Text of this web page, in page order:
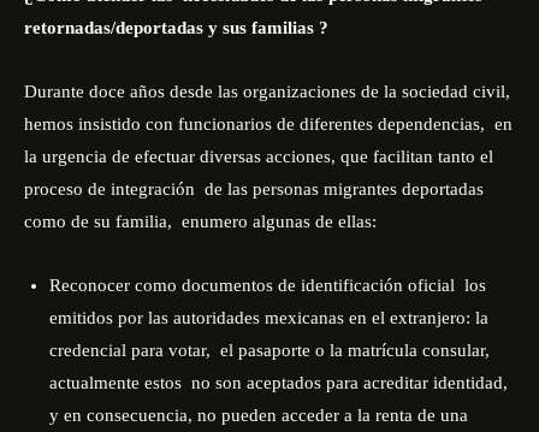
retornadas/deportadas y sus familias ?
Durante doce años desde las organizaciones de la sociedad civil,
hemos insistido con funcionarios de diferentes dependencias, en
la urgencia de efectuar diversas acciones, que facilitan tanto el
proceso de integración de las personas migrantes deportadas
como de su familia, enumero algunas de ellas:
Reconocer como documentos de identificación oficial los
emitidos por las autoridades mexicanas en el extranjero: la
credencial para votar, el pasaporte o la matrícula consular,
actualmente estos no son aceptados para acreditar identidad,
y en consecuencia, no pueden acceder a la renta de una